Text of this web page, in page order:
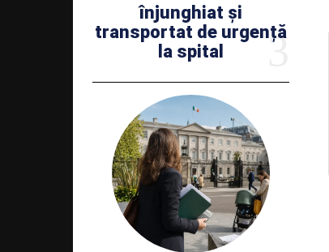
înjunghiat și
transportat de urgență
la spital